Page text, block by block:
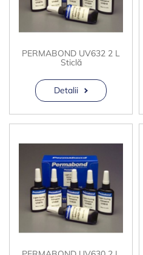
PERMABOND UV632 2 L
Sticlă
Detalii